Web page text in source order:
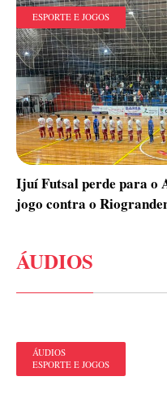
ESPORTE E JOGOS
Ijuí Futsal perde para o
jogo contra o
ÁUDIOS
ÁUDIOS
ESPORTE E JOGOS